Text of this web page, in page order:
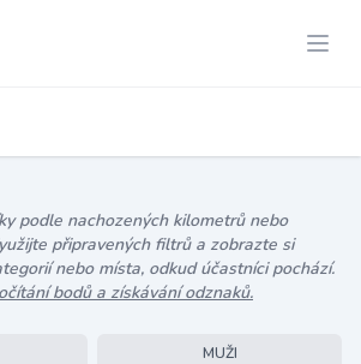
podle nachozených kilometrů nebo
připravených filtrů a zobrazte si
nebo místa, odkud účastníci pochází.
bodů a získávání odznaků.
MUŽI